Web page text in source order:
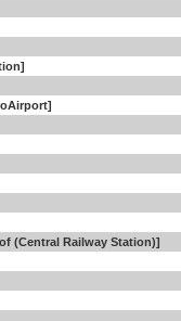
(Central Railway Station)]